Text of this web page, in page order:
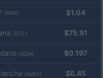
(XRP) $1.04
(SOL) $75.91
(ADA) $0.197
(AVAX) $6.45